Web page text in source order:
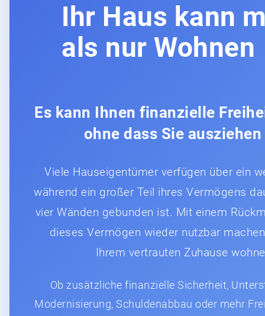
Ihr Haus kann
als nur Wohnen
Es kann Ihnen finanzielle
ohne dass Sie
Viele Hauseigentümer verfügen über ein
während ein großer Teil ihres Vermögens
vier Wänden gebunden ist. Mit einem
dieses Vermögen wieder nutzbar
Ihrem vertrauten Zuhause
Ob zusätzliche finanzielle Sicherheit,
Modernisierung, Schuldenabbau oder mehr